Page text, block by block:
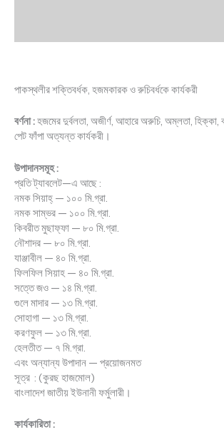
পাকস্থলীর শক্তিবর্ধক, হজমকারক ও রুচিবর্ধকে কার্যকরী
বর্ণনা :হজমের দুর্বলতা, অজীর্ণ, আহারে অরুচি, অম্লতা, হিক্কা,
পেট ফাঁপা অত্যন্ত কার্যকরী।
উপাদানসমূহ :
প্রতি ট্যাবলেট—এ আছে :
নমক সিয়াহ্ — ১০০ মি.গ্রা.
নমক সাম্ভর — ১০০ মি.গ্রা.
কিবরীত মুছাফ্ফা — ৮০ মি.গ্রা.
নৌশাদর — ৮০ মি.গ্রা.
যাঞ্জাবীল — ৪০ মি.গ্রা.
ফিলফিল সিয়াহ — ৪০ মি.গ্রা.
সত্তে জও — ১৪ মি.গ্রা.
গুলে মাদার — ১৩ মি.গ্রা.
সোহাগা — ১৩ মি.গ্রা.
করণফুল — ১৩ মি.গ্রা.
হেলতীত — ৭ মি.গ্রা.
এবং অন্যান্য উপাদান — প্রয়োজনমত
সূত্র : (কুরছ হাজমোল)
বাংলাদেশ জাতীয় ইউনানী ফর্মুলারী।
কার্যকারিতা :